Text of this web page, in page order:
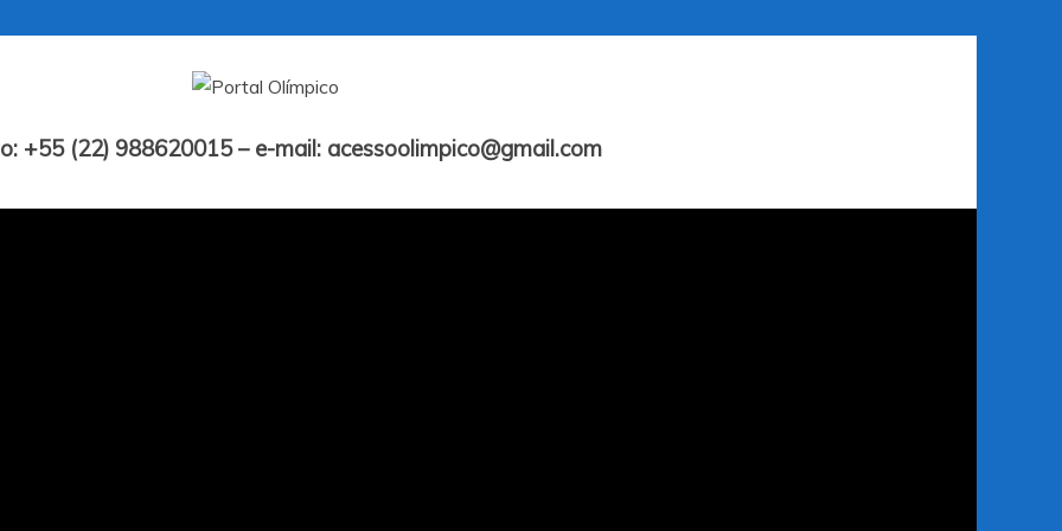
+55 (22) 988620015 – e-mail: acessoolimpico@gmail.com